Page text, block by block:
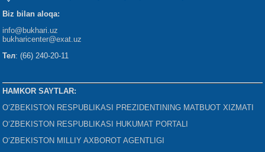
Biz bilan aloqa:
info@bukhari.uz
bukharicenter@exat.uz
Тел: (66) 240-20-11
HAMKOR SAYTLAR:
O‘ZBEKISTON RESPUBLIKASI PREZIDENTINING MATBUOT XIZMATI
O‘ZBEKISTON RESPUBLIKASI HUKUMAT PORTALI
O‘ZBEKISTON MILLIY AXBOROT AGENTLIGI